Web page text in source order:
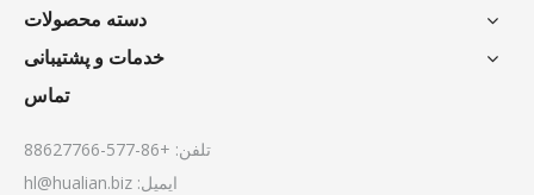
دسته محصولات
خدمات و پشتیبانی
تماس
تلفن: +86-577-88627766
ایمیل: hl@hualian.biz